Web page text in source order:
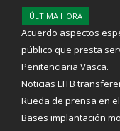
ÚLTIMA HORA
Acuerdo aspectos
público que presta
Penitenciaria Vasca.
Noticias EITB
Rueda de prensa en
Bases implantación